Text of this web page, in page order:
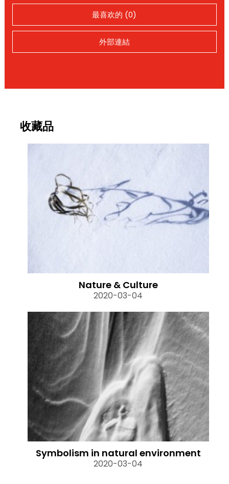
最喜欢的 (0)
外部連結
收藏品
Nature & Culture
2020-03-04
Symbolism in natural environment
2020-03-04